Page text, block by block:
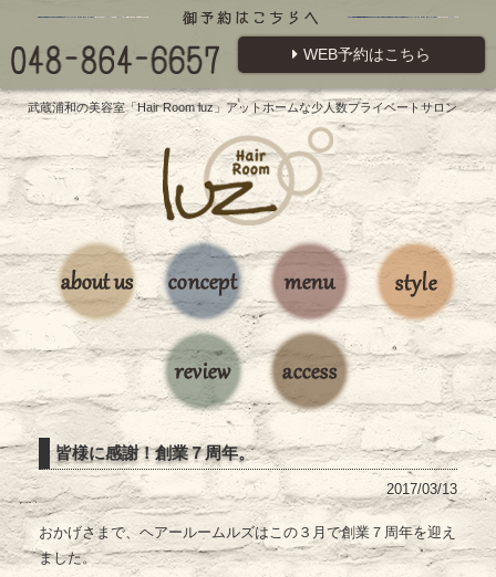
WEB予約はこちら
武蔵浦和の美容室「Hair Room luz」アットホームな少人数プライベートサロン
皆様に感謝！創業７周年。
2017/03/13
おかげさまで、ヘアールームルズはこの３月で創業７周年を迎え
ました。